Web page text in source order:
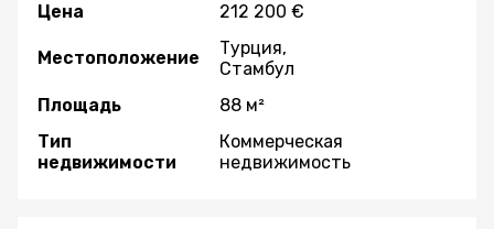
Цена 212 200 €
Местоположение
Турция,
Стамбул
Площадь
88 м²
Тип
недвижимости
Коммерческая
недвижимость